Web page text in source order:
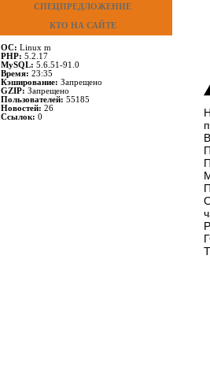
СПЕЦПРЕДЛОЖЕНИЕ
КТО НА САЙТЕ
ОС: Linux m
PHP: 5.2.17
MySQL: 5.6.51-91.0
Время: 23:35
Кэширование: Запрещено
GZIP: Запрещено
Пользователей: 55185
Новостей: 26
Ссылок: 0